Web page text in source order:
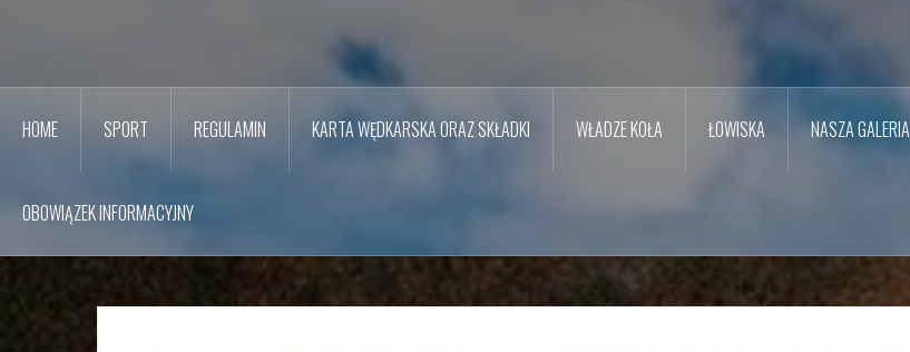
HOME SPORT REGULAMIN KARTA WĘDKARSKA ORAZ SKŁADKI WŁADZE KOŁA ŁOWISKA NASZA GALERIA
OBOWIĄZEK INFORMACYJNY